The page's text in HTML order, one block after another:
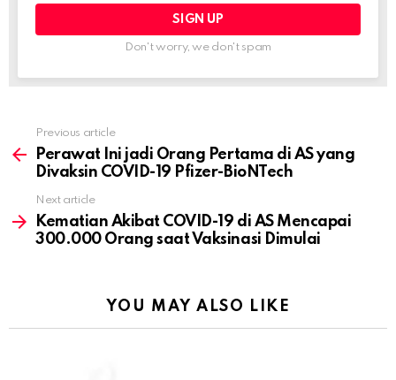
Don't worry, we don't spam
more
Previous article
Perawat Ini jadi Orang Pertama di AS yang
Divaksin COVID-19 Pfizer-BioNTech
Next article
Kematian Akibat COVID-19 di AS Mencapai
300.000 Orang saat Vaksinasi Dimulai
YOU MAY ALSO LIKE